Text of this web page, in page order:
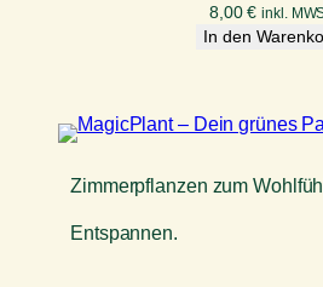
8,00€ inkl.
In den
Zimmerpflanzen zum
Entspannen.